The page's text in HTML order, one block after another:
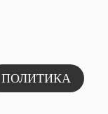
ПОЛИТИКА